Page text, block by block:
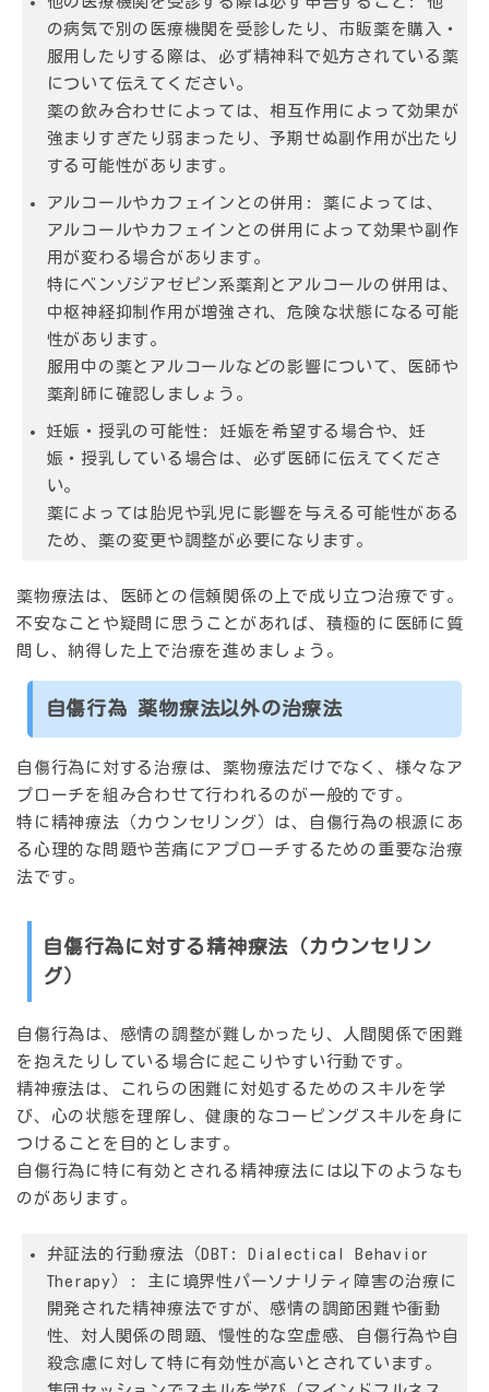
の病気で別の医療機関を受診したり、市販薬を購入・
服用したりする際は、必ず精神科で処方されている薬
について伝えてください。
薬の飲み合わせによっては、相互作用によって効果が
強まりすぎたり弱まったり、予期せぬ副作用が出たり
する可能性があります。
アルコールやカフェインとの併用:
薬によっては、
アルコールやカフェインとの併用によって効果や副作
用が変わる場合があります。
特にベンゾジアゼピン系薬剤とアルコールの併用は、
中枢神経抑制作用が増強され、危険な状態になる可能
性があります。
服用中の薬とアルコールなどの影響について、医師や
薬剤師に確認しましょう。
妊娠・授乳の可能性:
妊娠を希望する場合や、妊
娠・授乳している場合は、必ず医師に伝えてくださ
い。
薬によっては胎児や乳児に影響を与える可能性がある
ため、薬の変更や調整が必要になります。
薬物療法は、医師との信頼関係の上で成り立つ治療です。
不安なことや疑問に思うことがあれば、積極的に医師に質
問し、納得した上で治療を進めましょう。
自傷行為 薬物療法以外の治療法
自傷行為に対する治療は、薬物療法だけでなく、様々なア
プローチを組み合わせて行われるのが一般的です。
特に精神療法（カウンセリング）は、自傷行為の根源にあ
る心理的な問題や苦痛にアプローチするための重要な治療
法です。
自傷行為に対する精神療法（カウンセリン
グ）
自傷行為は、感情の調整が難しかったり、人間関係で困難
を抱えたりしている場合に起こりやすい行動です。
精神療法は、これらの困難に対処するためのスキルを学
び、心の状態を理解し、健康的なコーピングスキルを身に
つけることを目的とします。
自傷行為に特に有効とされる精神療法には以下のようなも
のがあります。
弁証法的行動療法（DBT: Dialectical Behavior
Therapy）:
主に境界性パーソナリティ障害の治療に
開発された精神療法ですが、感情の調節困難や衝動
性、対人関係の問題、慢性的な空虚感、自傷行為や自
殺念慮に対して特に有効性が高いとされています。